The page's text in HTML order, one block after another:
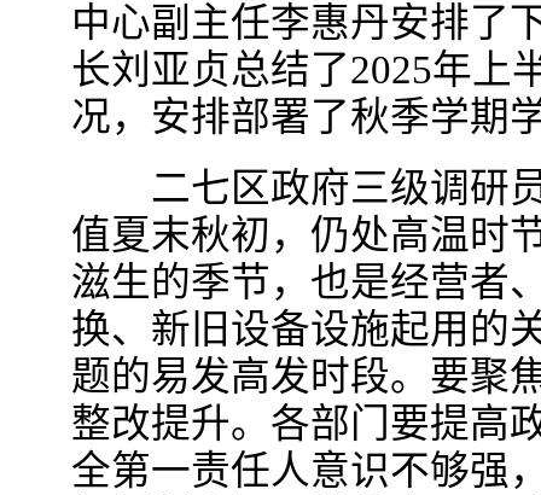
中心副主任李惠丹安排了
长刘亚贞总结了2025年上
况，安排部署了秋季学期
二七区政府三级调研员
值夏末秋初，仍处高温时
滋生的季节，也是经营者
换、新旧设备设施起用的
题的易发高发时段。要聚
整改提升。各部门要提高
全第一责任人意识不够强